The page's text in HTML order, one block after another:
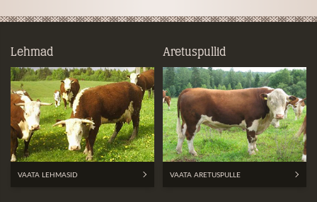
Lehmad
VAATA LEHMASID
Aretuspullid
VAATA ARETUSPULLE